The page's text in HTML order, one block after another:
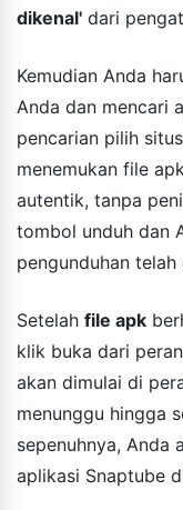
dikenal' dari
Kemudian Anda
Anda dan mencari
pencarian pilih
menemukan file
autentik, tanpa
tombol unduh dan
pengunduhan
Setelah file apk
klik buka dari
akan dimulai di
menunggu hingga
sepenuhnya, Anda
aplikasi Snaptube